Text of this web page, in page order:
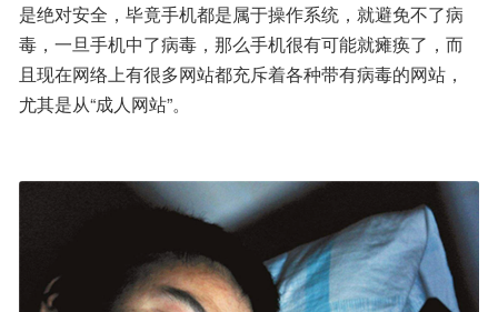
是绝对安全，毕竟手机都是属于操作系统，就避免不了病
毒，一旦手机中了病毒，那么手机很有可能就瘫痪了，而
且现在网络上有很多网站都充斥着各种带有病毒的网站，
尤其是从“成人网站”。